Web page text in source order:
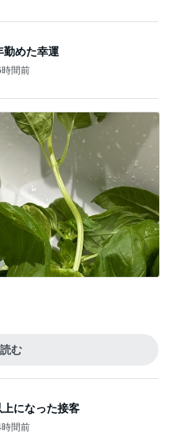
勤めた幸運
時間前
む
になった接客
時間前